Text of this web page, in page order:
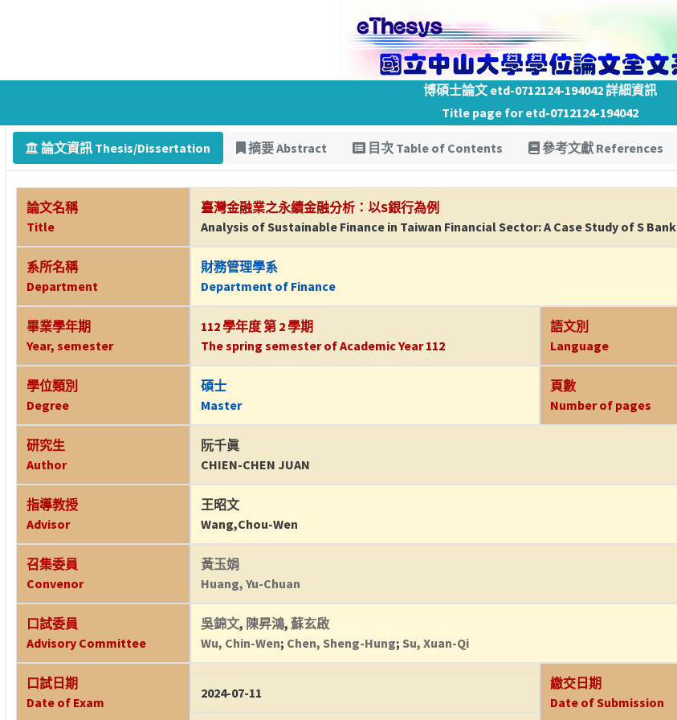
博碩士論文 etd-0712124-194042 詳細資訊
Title page for etd-0712124-194042
論文資訊 Thesis/Dissertation 摘要 Abstract 目次 Table of Contents 參考文獻 References
論文名稱
Title
臺灣金融業之永續金融分析：以S銀行為例
Analysis of Sustainable Finance in Taiwan Financial Sector: A Case Study of S Bank
系所名稱
Department
財務管理學系
Department of Finance
畢業學年期
Year, semester
112 學年度 第 2 學期
The spring semester of Academic Year 112
語文別
Language
學位類別
Degree
碩士
Master
頁數
Number of pages
研究生
Author
阮千眞
CHIEN-CHEN JUAN
指導教授
Advisor
王昭文
Wang,Chou-Wen
召集委員
Convenor
黃玉娟
Huang, Yu-Chuan
口試委員
Advisory Committee
吳錦文, 陳昇鴻,蘇玄啟
Wu, Chin-Wen; Chen, Sheng-Hung; Su, Xuan-Qi
口試日期
Date of Exam
2024-07-11
繳交日期
Date of Submission